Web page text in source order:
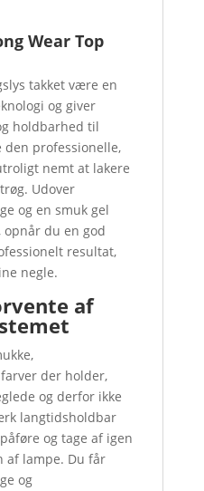
Wear Top
takket være en
og giver
holdbarhed til
den professionelle,
nemt at lakere
Udover
og en smuk gel
du en god
resultat,
negle.
af
der holder,
og derfor ikke
langtidsholdbar
og tage af igen
af lampe. Du får
og